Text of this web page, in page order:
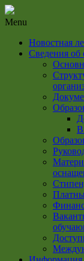
Menu
Новостная
Сведения об